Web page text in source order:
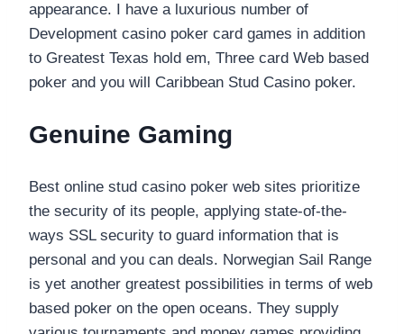
appearance. I have a luxurious number of
Development casino poker card games in addition
to Greatest Texas hold em, Three card Web based
poker and you will Caribbean Stud Casino poker.
Genuine Gaming
Best online stud casino poker web sites prioritize
the security of its people, applying state-of-the-
ways SSL security to guard information that is
personal and you can deals. Norwegian Sail Range
is yet another greatest possibilities in terms of web
based poker on the open oceans. They supply